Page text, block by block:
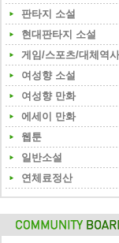
판타지 소설
현대판타지 소설
게임/스포츠/대체역사
여성향 소설
여성향 만화
에세이 만화
웹툰
일반소설
연체료정산